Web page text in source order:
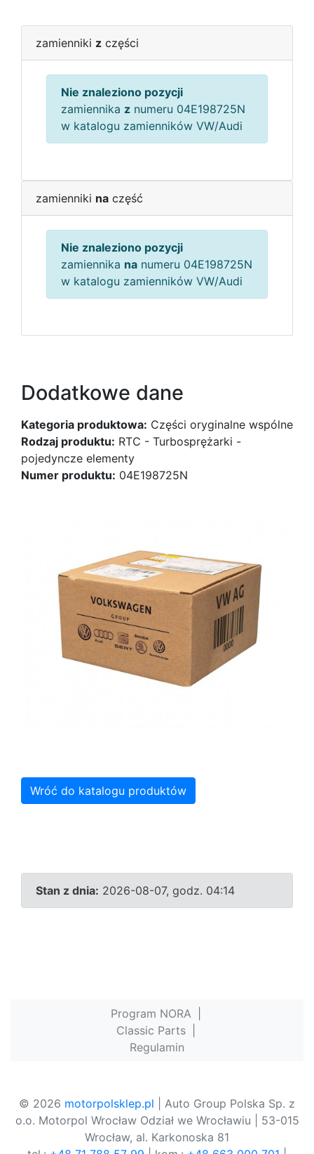
zamienniki z części
Nie znaleziono pozycji
zamiennika z numeru 04E198725N
w katalogu zamienników VW/Audi
zamienniki na część
Nie znaleziono pozycji
zamiennika na numeru 04E198725N
w katalogu zamienników VW/Audi
Dodatkowe dane
Kategoria produktowa: Części oryginalne wspólne
Rodzaj produktu: RTC - Turbosprężarki -
pojedyncze elementy
Numer produktu: 04E198725N
Wróć do katalogu produktów
Stan z dnia: 2026-08-07, godz. 04:14
Program NORA
Classic Parts
Regulamin
© 2026 motorpolsklep.pl | Auto Group Polska Sp. z
o.o. Motorpol Wrocław Odział we Wrocławiu | 53-015
Wrocław, al. Karkonoska 81